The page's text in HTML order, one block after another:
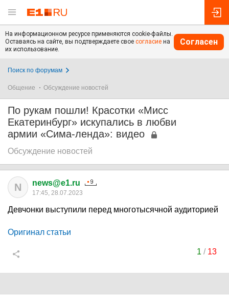
На информационном ресурсе применяются cookie-файлы.
Оставаясь на сайте, вы подтверждаете свое согласие на
их использование.
Согласен
Поиск по форумам
Общение Обсуждение новостей
По рукам пошли! Красотки «Мисс
Екатеринбург» искупались в любви
армии «Сима-ленда»: видео
Обсуждение новостей
N news@e1.ru
17:45, 28.07.2023
Девчонки выступили перед многотысячной аудиторией
Оригинал статьи
1 / 13